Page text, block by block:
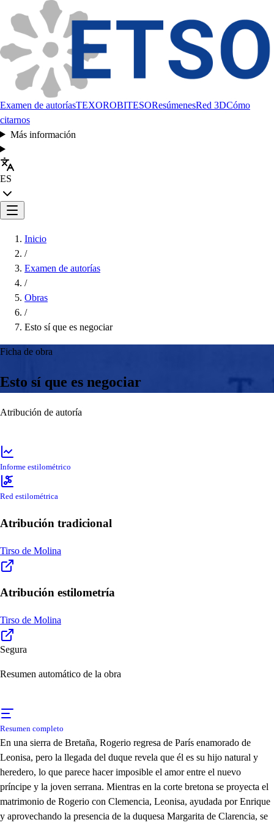
Examen de autoríasTEXOROBITESOResúmenesRed 3DCómo
citarnos
Más información
ES
Inicio
/
Examen de autorías
/
Obras
/
Esto sí que es negociar
Ficha de obra
Esto sí que es negociar
Atribución de autoría
Informe estilométrico
Red estilométrica
Atribución tradicional
Tirso de Molina
Atribución estilometría
Tirso de Molina
Segura
Resumen automático de la obra
Resumen completo
En una sierra de Bretaña, Rogerio regresa de París enamorado de
Leonisa, pero la llegada del duque revela que él es su hijo natural y
heredero, lo que parece hacer imposible el amor entre el nuevo
príncipe y la joven serrana. Mientras en la corte bretona se proyecta el
matrimonio de Rogerio con Clemencia, Leonisa, ayudada por Enrique
y aprovechando la presencia de la duquesa Margarita de Clarencia, se